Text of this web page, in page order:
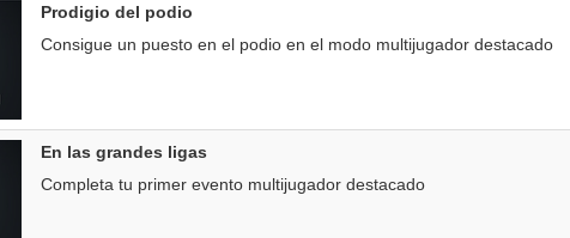
Prodigio del podio
Consigue un puesto en el podio en el modo multijugador destacado
En las grandes ligas
Completa tu primer evento multijugador destacado